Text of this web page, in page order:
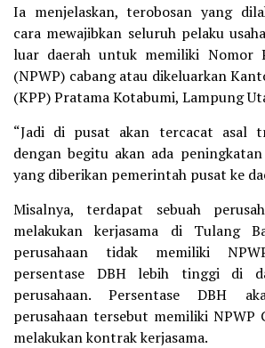
Ia menjelaskan, terobosan yang
cara mewajibkan seluruh pelaku
luar daerah untuk memiliki Nomor
(NPWP) cabang atau dikeluarkan
(KPP) Pratama Kotabumi, Lampung
“Jadi di pusat akan tercacat asal
dengan begitu akan ada
yang diberikan pemerintah pusat ke
Misalnya, terdapat sebuah
melakukan kerjasama di Tulang
perusahaan tidak memiliki
persentase DBH lebih tinggi di
perusahaan. Persentase DBH
perusahaan tersebut memiliki NPWP
melakukan kontrak kerjasama.